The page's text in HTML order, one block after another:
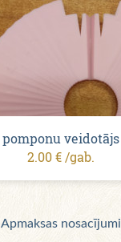
pomponu veidotājs
2.00 € /gab.
Apmaksas nosacījumi